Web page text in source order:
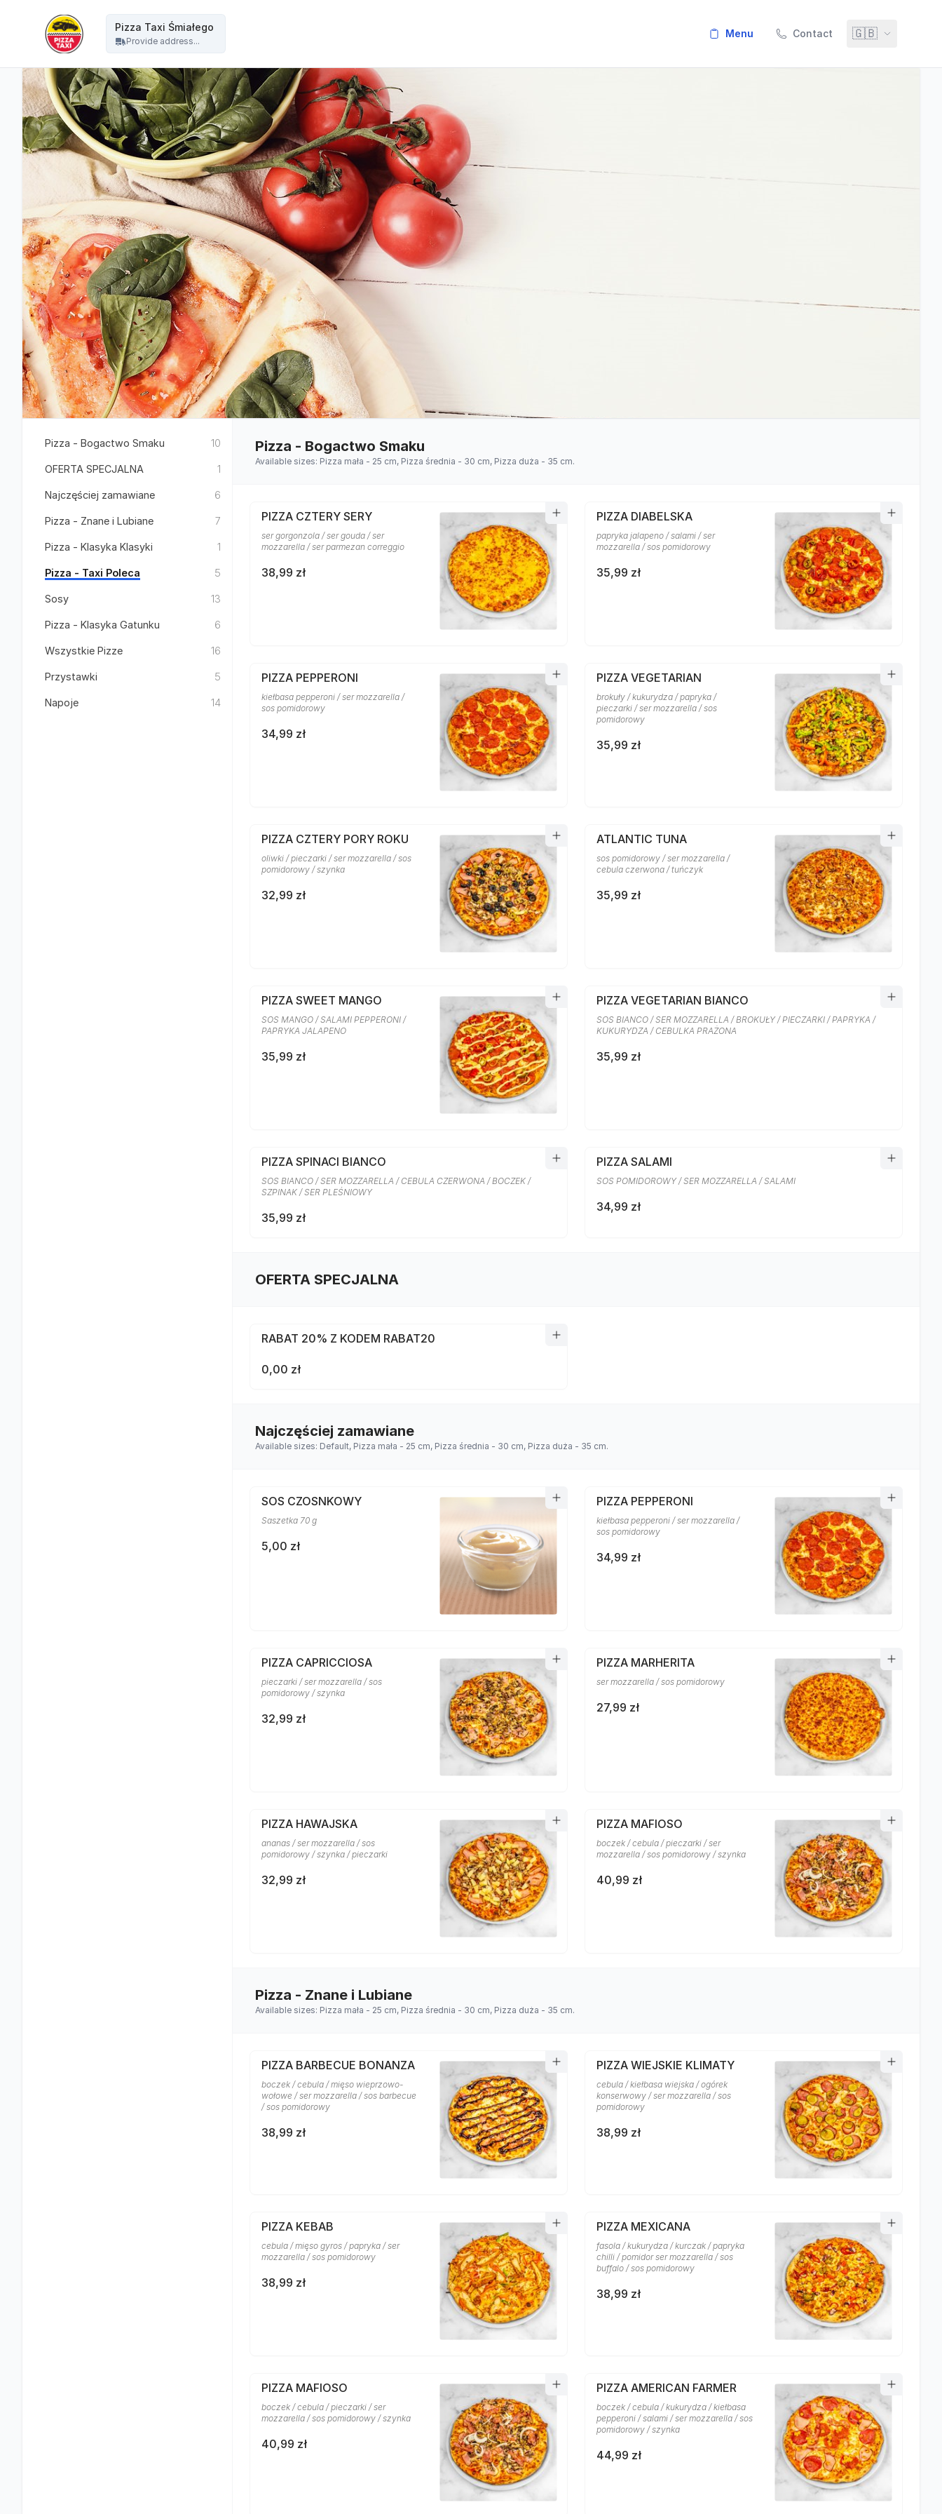
Pizza Taxi Śmiałego
Provide address...
menu Contact 🇬🇧
Pizza - Bogactwo Smaku 10
OFERTA SPECJALNA 1
Najczęściej zamawiane 6
Pizza - Znane i Lubiane 7
Pizza - Klasyka Klasyki 1
Pizza - Taxi Poleca 5
Sosy 13
Pizza - Klasyka Gatunku 6
Wszystkie Pizze 16
Przystawki 5
Napoje 14
Pizza - Bogactwo Smaku
Available sizes: Pizza mała - 25 cm, Pizza średnia - 30 cm, Pizza duża - 35 cm.
PIZZA CZTERY SERY
ser gorgonzola / ser gouda / ser
mozzarella / ser parmezan correggio
38,99 zł
PIZZA DIABELSKA
papryka jalapeno / salami / ser
mozzarella / sos pomidorowy
35,99 zł
PIZZA PEPPERONI
kiełbasa pepperoni / ser mozzarella /
sos pomidorowy
34,99 zł
PIZZA VEGETARIAN
brokuły / kukurydza / papryka /
pieczarki / ser mozzarella / sos
pomidorowy
35,99 zł
PIZZA CZTERY PORY ROKU
oliwki / pieczarki / ser mozzarella / sos
pomidorowy / szynka
32,99 zł
ATLANTIC TUNA
sos pomidorowy / ser mozzarella /
cebula czerwona / tuńczyk
35,99 zł
PIZZA SWEET MANGO
SOS MANGO / SALAMI PEPPERONI /
PAPRYKA JALAPENO
35,99 zł
PIZZA VEGETARIAN BIANCO
SOS BIANCO / SER MOZZARELLA / BROKUŁY / PIECZARKI / PAPRYKA /
KUKURYDZA / CEBULKA PRAŻONA
35,99 zł
PIZZA SPINACI BIANCO
SOS BIANCO / SER MOZZARELLA / CEBULA CZERWONA / BOCZEK /
SZPINAK / SER PLEŚNIOWY
35,99 zł
PIZZA SALAMI
SOS POMIDOROWY / SER MOZZARELLA / SALAMI
34,99 zł
OFERTA SPECJALNA
RABAT 20% Z KODEM RABAT20
0,00 zł
Najczęściej zamawiane
Available sizes: Default, Pizza mała - 25 cm, Pizza średnia - 30 cm, Pizza duża - 35 cm.
SOS CZOSNKOWY
Saszetka 70 g
5,00 zł
PIZZA PEPPERONI
kiełbasa pepperoni / ser mozzarella /
sos pomidorowy
34,99 zł
PIZZA CAPRICCIOSA
pieczarki / ser mozzarella / sos
pomidorowy / szynka
32,99 zł
PIZZA MARHERITA
ser mozzarella / sos pomidorowy
27,99 zł
PIZZA HAWAJSKA
ananas / ser mozzarella / sos
pomidorowy / szynka / pieczarki
32,99 zł
PIZZA MAFIOSO
boczek / cebula / pieczarki / ser
mozzarella / sos pomidorowy / szynka
40,99 zł
Pizza - Znane i Lubiane
Available sizes: Pizza mała - 25 cm, Pizza średnia - 30 cm, Pizza duża - 35 cm.
PIZZA BARBECUE BONANZA
boczek / cebula / mięso wieprzowo-
wołowe / ser mozzarella / sos barbecue
/ sos pomidorowy
38,99 zł
PIZZA WIEJSKIE KLIMATY
cebula / kiełbasa wiejska / ogórek
konserwowy / ser mozzarella / sos
pomidorowy
38,99 zł
PIZZA KEBAB
cebula / mięso gyros / papryka / ser
mozzarella / sos pomidorowy
38,99 zł
PIZZA MEXICANA
fasola / kukurydza / kurczak / papryka
chilli / pomidor ser mozzarella / sos
buffalo / sos pomidorowy
38,99 zł
PIZZA MAFIOSO
boczek / cebula / pieczarki / ser
mozzarella / sos pomidorowy / szynka
40,99 zł
PIZZA AMERICAN FARMER
boczek / cebula / kukurydza / kiełbasa
pepperoni / salami / ser mozzarella / sos
pomidorowy / szynka
44,99 zł